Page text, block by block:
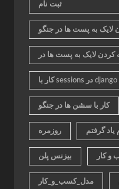
ثبت نام
لایک به پست ها در جنگو
کار با sessions در django
کار با سشن ها در جنگو
روزمره یاد گرفتم
بیزنس پلن کار
مدل_کسب_و_کار